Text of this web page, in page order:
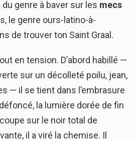
genre à baver sur les mecs
le genre ours-latino-à-
de trouver ton Saint Graal.
en tension. D’abord habillé —
sur un décolleté poilu, jean,
— il se tient dans l’embrasure
la lumière dorée de fin
sur le noir total de
il a viré la chemise. Il